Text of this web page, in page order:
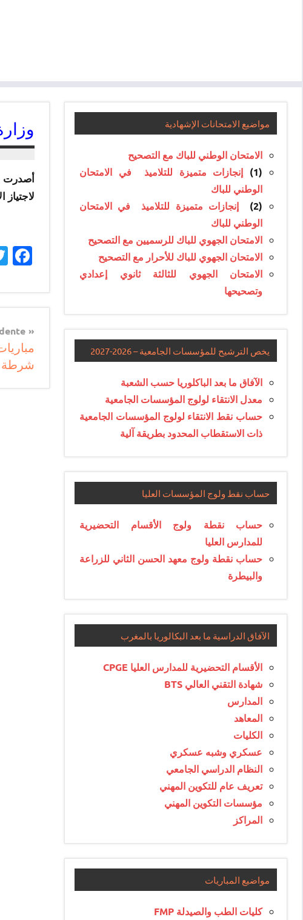
de
شرطة
مواضيع الامتحانات الإشهادية
الامتحان الوطني للباك مع التصحيح
(1)
إنجازات متميزة للتلاميذ في الامتحان
الوطني للباك
(2)
إنجازات متميزة للتلاميذ في الامتحان
الوطني للباك
الامتحان الجهوي للباك للرسميين مع التصحيح
الامتحان الجهوي للباك للأحرار مع التصحيح
الامتحان الجهوي للثالثة ثانوي إعدادي
وتصحيحها
يخص الترشيح للمؤسسات الجامعية – 2026-2027
الآفاق ما بعد الباكلوريا حسب الشعبة
معدل الانتقاء لولوج المؤسسات الجامعية
حساب نقط الانتقاء لولوج المؤسسات الجامعية
ذات الاستقطاب المحدود بطريقة آلية
حساب نقط ولوج المؤسسات العليا
حساب نقطة ولوج الأقسام التحضيرية
للمدارس العليا
حساب نقطة ولوج معهد الحسن الثاني للزراعة
والبيطرة
الآفاق الدراسية ما بعد البكالوريا بالمغرب
الأقسام التحضيرية للمدارس العليا CPGE
شهادة التقني العالي BTS
المدارس
المعاهد
الكليات
عسكري وشبه عسكري
النظام الدراسي الجامعي
تعريف عام للتكوين المهني
مؤسسات التكوين المهني
المراكز
مواضيع المباريات
كليات الطب والصيدلة FMP